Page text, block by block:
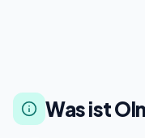
Was ist